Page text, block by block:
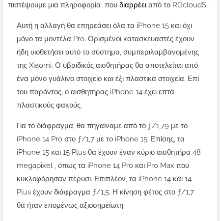
πιστέψουμε μια πληροφορία που διαρρέει από το RGcloudS .
Αυτή η αλλαγή θα επηρεάσει όλα τα iPhone 15 και όχι
μόνο τα μοντέλα Pro. Ορισμένοι κατασκευαστές έχουν
ήδη υιοθετήσει αυτό το σύστημα, συμπεριλαμβανομένης
της Xiaomi. Ο υβριδικός αισθητήρας θα αποτελείται από
ένα μόνο γυάλινο στοιχείο και έξι πλαστικά στοιχεία. Επί
του παρόντος, ο αισθητήρας iPhone 14 έχει επτά
πλαστικούς φακούς.
Για το διάφραγμα, θα πηγαίναμε από το ƒ/1,79 με το
iPhone 14 Pro στο ƒ/1,7 με το iPhone 15. Επίσης, τα
iPhone 15 και 15 Plus θα έχουν έναν κύριο αισθητήρα 48
megapixel , όπως τα iPhone 14 Pro και Pro Max που
κυκλοφόρησαν πέρυσι. Επιπλέον, τα iPhone 14 και 14
Plus έχουν διάφραγμα ƒ/1,5. Η κίνηση φέτος στο ƒ/1,7
θα ήταν επομένως αξιοσημείωτη.